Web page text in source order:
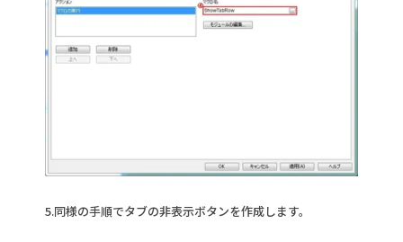
5.同様の手順でタブの非表示ボタンを作成します。